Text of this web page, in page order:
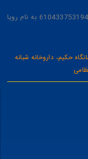
شماره کارت جهت خرید محصولات : 6104337531945416 به نام رویا
حکیم، داروخانه شبانه